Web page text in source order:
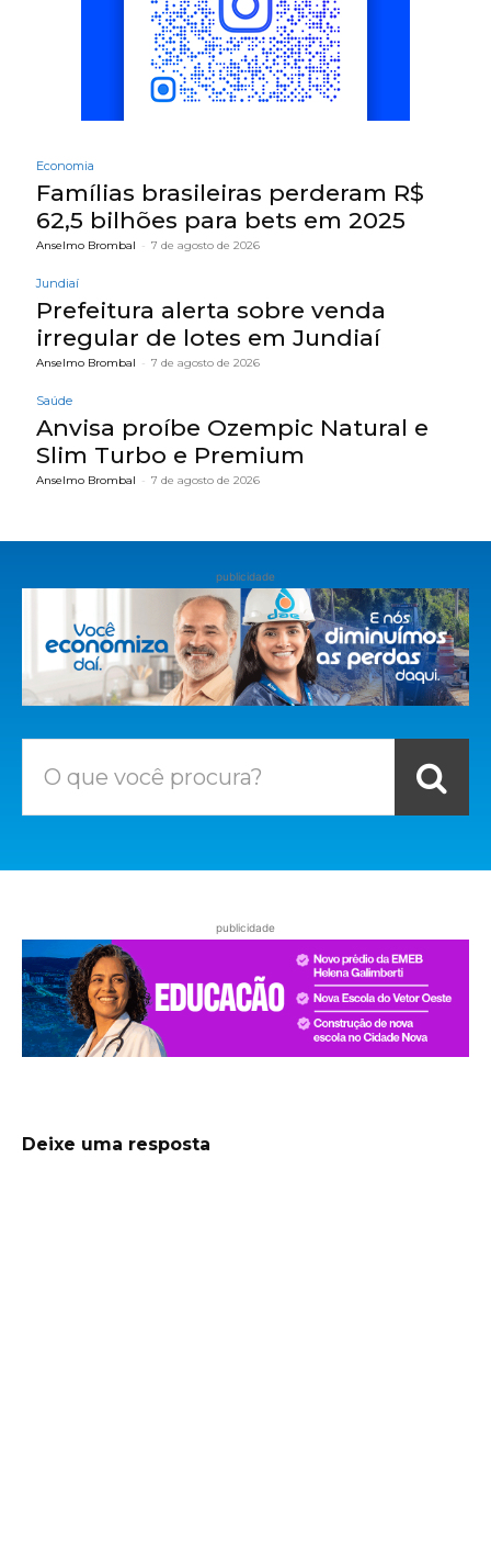
Economia
Famílias brasileiras perderam R$
62,5 bilhões para bets em 2025
Anselmo Brombal - 7 de agosto de 2026
Jundiaí
Prefeitura alerta sobre venda
irregular de lotes em Jundiaí
Anselmo Brombal - 7 de agosto de 2026
Saúde
Anvisa proíbe Ozempic Natural e
Slim Turbo e Premium
Anselmo Brombal - 7 de agosto de 2026
publicidade
O que você procura?
publicidade
Deixe uma resposta